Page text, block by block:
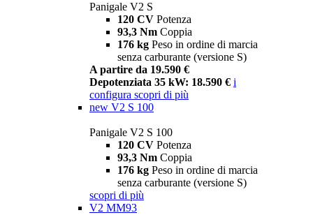
Panigale V2 S
120 CV Potenza
93,3 Nm Coppia
176 kg Peso in ordine di marcia
senza carburante (versione S)
A partire da 19.590 €
Depotenziata 35 kW: 18.590 € i
configura scopri di più
new V2 S 100
Panigale V2 S 100
120 CV Potenza
93,3 Nm Coppia
176 kg Peso in ordine di marcia
senza carburante (versione S)
scopri di più
V2 MM93